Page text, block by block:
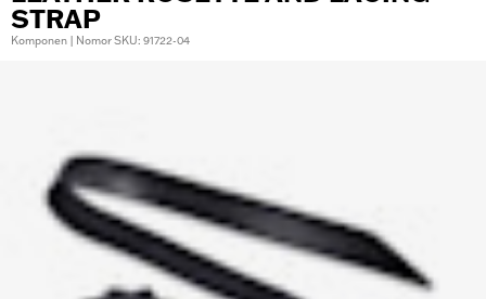
STRAP
Komponen | Nomor SKU: 91722-04